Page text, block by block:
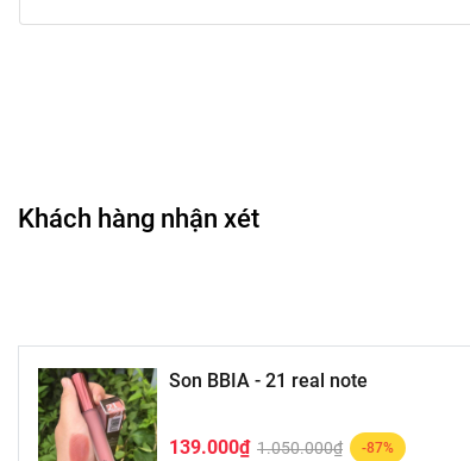
Khách hàng nhận xét
Son BBIA - 21 real note
139.000₫ 1.050.000₫ -87%